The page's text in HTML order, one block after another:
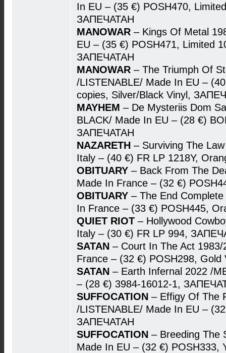
In EU – (35 €) POSH470,
ЗАПЕЧАТАН
MANOWAR – Kings Of Metal
EU – (35 €) POSH471, Limited
ЗАПЕЧАТАН
MANOWAR – The Triumph Of
/LISTENABLE/ Made In EU –
copies, Silver/Black Vinyl,
MAYHEM – De Mysteriis Dom
BLACK/ Made In EU – (28 €)
ЗАПЕЧАТАН
NAZARETH – Surviving The
Italy – (40 €) FR LP 1218Y,
OBITUARY – Back From The
Made In France – (32 €)
OBITUARY – The End
In France – (33 €) POSH445,
QUIET RIOT – Hollywood
Italy – (30 €) FR LP 994,
SATAN – Court In The Act
France – (32 €) POSH298,
SATAN – Earth Infernal 2022 /
– (28 €) 3984-16012-1,
SUFFOCATION – Effigy Of The
/LISTENABLE/ Made In EU –
ЗАПЕЧАТАН
SUFFOCATION – Breeding The
Made In EU – (32 €)